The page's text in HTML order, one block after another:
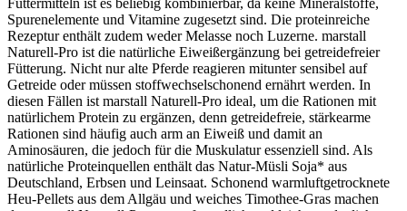
Futtermitteln ist es beliebig kombinierbar, da keine Mineralstoffe,
Spurenelemente und Vitamine zugesetzt sind. Die proteinreiche
Rezeptur enthält zudem weder Melasse noch Luzerne. marstall
Naturell-Pro ist die natürliche Eiweißergänzung bei getreidefreier
Fütterung. Nicht nur alte Pferde reagieren mitunter sensibel auf
Getreide oder müssen stoffwechselschonend ernährt werden. In
diesen Fällen ist marstall Naturell-Pro ideal, um die Rationen mit
natürlichem Protein zu ergänzen, denn getreidefreie, stärkearme
Rationen sind häufig auch arm an Eiweiß und damit an
Aminosäuren, die jedoch für die Muskulatur essenziell sind. Als
natürliche Proteinquellen enthält das Natur-Müsli Soja* aus
Deutschland, Erbsen und Leinsaat. Schonend warmluftgetrocknete
Heu-Pellets aus dem Allgäu und weiches Timothee-Gras machen